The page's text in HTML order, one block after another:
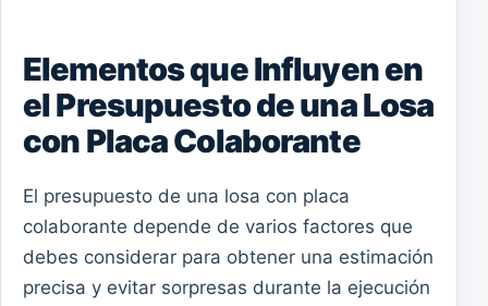
Elementos que Influyen en
el Presupuesto de una Losa
con Placa Colaborante
El presupuesto de una losa con placa
colaborante depende de varios factores que
debes considerar para obtener una estimación
precisa y evitar sorpresas durante la ejecución